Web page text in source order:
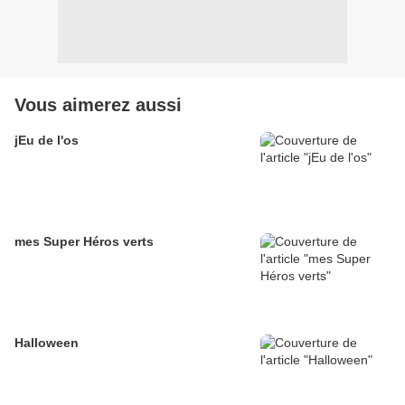
Vous aimerez aussi
jEu de l'os
mes Super Héros verts
Halloween